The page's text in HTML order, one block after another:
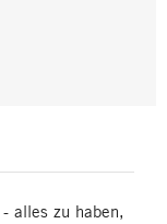
alles zu haben,